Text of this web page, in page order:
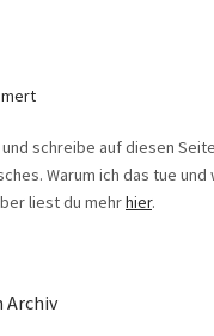
und schreibe auf diesen
Warum ich das tue und
liest du mehrhier.
Archiv